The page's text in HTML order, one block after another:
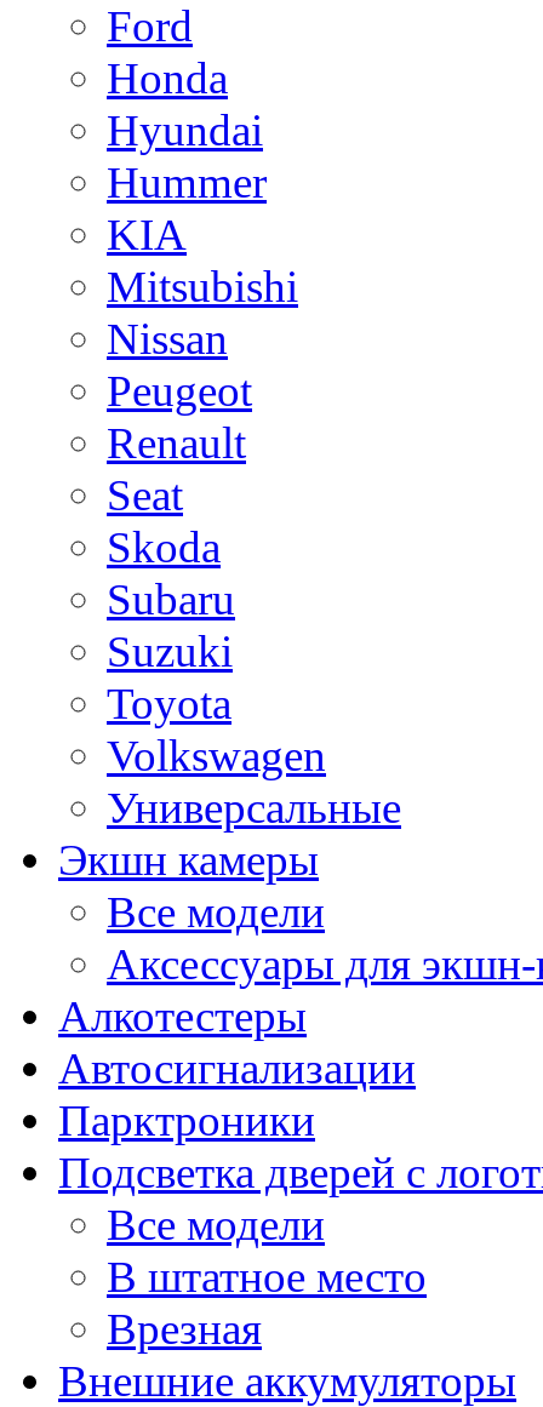
Ford
Honda
Hyundai
Hummer
KIA
Mitsubishi
Nissan
Peugeot
Renault
Seat
Skoda
Subaru
Suzuki
Toyota
Volkswagen
Универсальные
Экшн камеры
Все модели
Аксессуары для
Алкотестеры
Автосигнализации
Парктроники
Подсветка дверей с
Все модели
В штатное место
Врезная
Внешние аккумуляторы